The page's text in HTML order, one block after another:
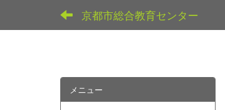
京都市総合教育センター
メニュー